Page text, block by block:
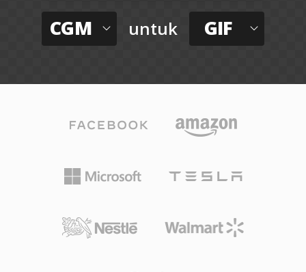
CGM untuk GIF